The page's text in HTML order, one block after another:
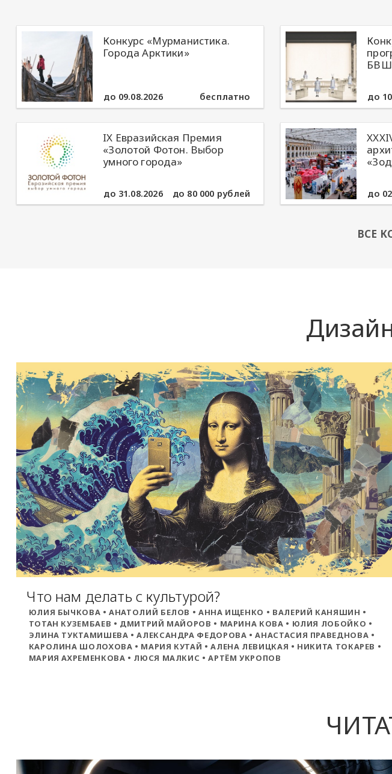
Конкурс «Мурманистика.
Города Арктики»
до 09.08.2026 бесплатно до
IX Евразийская Премия
«Золотой Фотон. Выбор
умного города»
до 31.08.2026 до 80 000 рублей до
ВСЕ
Что нам делать с культурой?
ЮЛИЯ БЫЧКОВА • АНАТОЛИЙ БЕЛОВ • АННА ИЩЕНКО • ВАЛЕРИЙ КАНЯШИН •
ТОТАН КУЗЕМБАЕВ • ДМИТРИЙ МАЙОРОВ • МАРИНА КОВА • ЮЛИЯ ЛОБОЙКО •
ЭЛИНА ТУКТАМИШЕВА • АЛЕКСАНДРА ФЕДОРОВА • АНАСТАСИЯ ПРАВЕДНОВА •
КАРОЛИНА ШОЛОХОВА • МАРИЯ КУТАЙ • АЛЕНА ЛЕВИЦКАЯ • НИКИТА ТОКАРЕВ •
МАРИЯ АХРЕМЕНКОВА • ЛЮСЯ МАЛКИС • АРТЁМ УКРОПОВ